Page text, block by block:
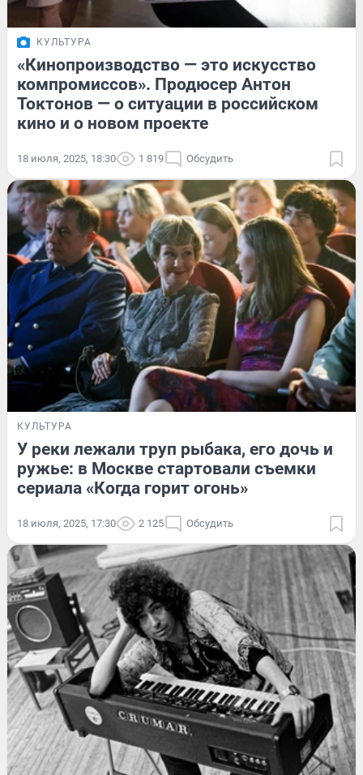
КУЛЬТУРА
«Кинопроизводство — это искусство
компромиссов». Продюсер Антон
Токтонов — о ситуации в российском
кино и о новом проекте
18 июля, 2025, 18:30 1 819 Обсудить
КУЛЬТУРА
У реки лежали труп рыбака, его дочь и
ружье: в Москве стартовали съемки
сериала «Когда горит огонь»
18 июля, 2025, 17:30 2 125 Обсудить